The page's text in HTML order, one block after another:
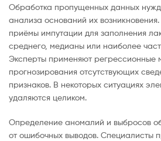
Обработка пропущенных данных
анализа оснований их
приёмы импутации для заполнения
среднего, медианы или наиболее
Эксперты применяют регрессионные
прогнозирования отсутствующих
признаков. В некоторых ситуациях
удаляются целиком.
Определение аномалий и выбросов
от ошибочных выводов. Специалисты